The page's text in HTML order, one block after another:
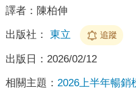
譯者： 陳柏伸
出版社： 東立 追蹤
出版日： 2026/02/12
相關主題： 2026上半年暢銷